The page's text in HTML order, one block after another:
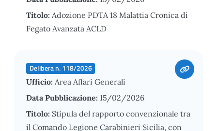
Titolo: Adozione PDTA 18 Malattia Cronica di
Fegato Avanzata ACLD
Delibera n. 118/2026
Ufficio: Area Affari Generali
Data Pubblicazione: 15/02/2026
Titolo: Stipula del rapporto convenzionale tra
il Comando Legione Carabinieri Sicilia, con